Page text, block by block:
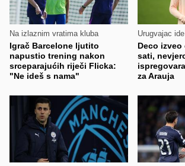
Na izlaznim vratima kluba
Igrač Barcelone ljutito
napustio trening nakon
srceparajućih riječi Flicka:
"Ne ideš s nama"
Urugvajac
Deco
sati,
za Arauja